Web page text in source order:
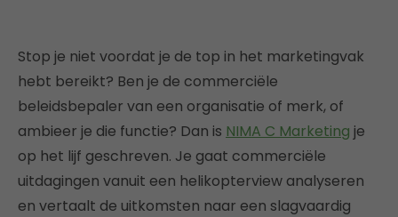
Stop je niet voordat je de top in het marketingvak
hebt bereikt? Ben je de commerciële
beleidsbepaler van een organisatie of merk, of
ambieer je die functie? Dan is NIMA C Marketing je
op het lijf geschreven. Je gaat commerciële
uitdagingen vanuit een helikopterview analyseren
en vertaalt de uitkomsten naar een slagvaardig